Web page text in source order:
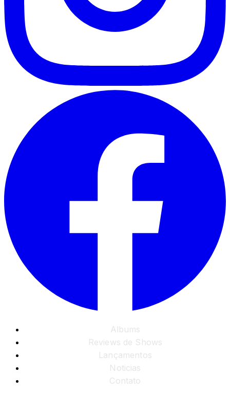
Albums
Reviews de Shows
Lançamentos
Noticias
Contato